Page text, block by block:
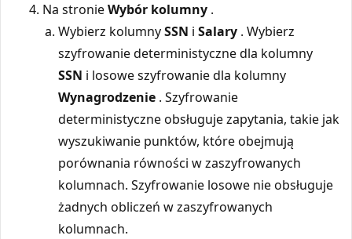
Na stronieWybór kolumny .
Wybierz kolumnySSN i Salary . Wybierz
szyfrowanie deterministyczne dla kolumny
SSN i losowe szyfrowanie dla kolumny
Wynagrodzenie . Szyfrowanie
deterministyczne obsługuje zapytania, takie jak
wyszukiwanie punktów, które obejmują
porównania równości w zaszyfrowanych
kolumnach. Szyfrowanie losowe nie obsługuje
żadnych obliczeń w zaszyfrowanych
kolumnach.